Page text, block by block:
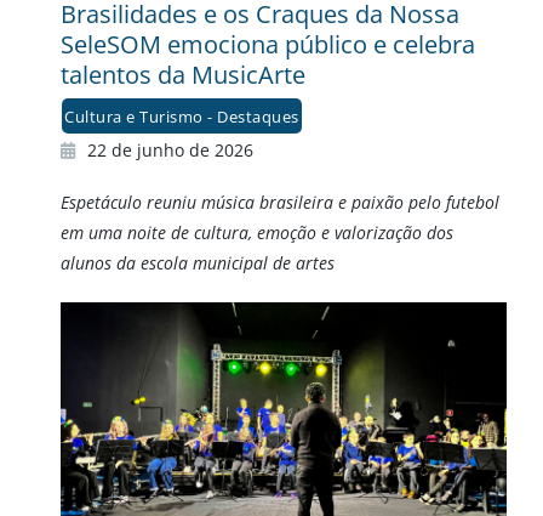
Brasilidades e os Craques da Nossa
SeleSOM emociona público e celebra
talentos da MusicArte
Cultura e Turismo - Destaques
22 de junho de 2026
Espetáculo reuniu música brasileira e paixão pelo futebol
em uma noite de cultura, emoção e valorização dos
alunos da escola municipal de artes